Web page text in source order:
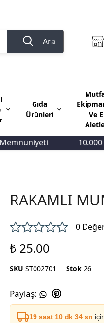
Ara
Gıda
Ürünleri
Ve
10.000 TL
RAKAMLI
0
₺ 25.00
SKU ST002701 Stok 26
Paylaş:
19 saat 10 dk 34 sn